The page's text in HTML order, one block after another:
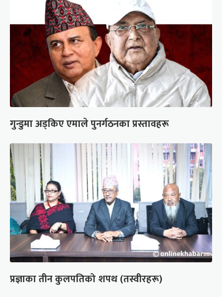
गुन्डुमा अड्किए एमाले पुनर्गठनका प्रस्तावहरू
प्रज्ञाका तीन कुलपतिको शपथ (तस्वीरहरू)